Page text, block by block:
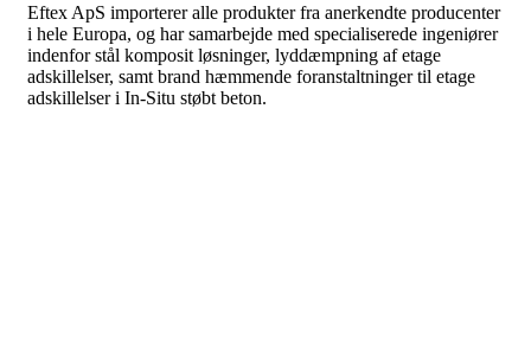
Eftex ApS importerer alle produkter fra anerkendte producenter
i hele Europa, og har samarbejde med specialiserede ingeniører
indenfor stål komposit løsninger, lyddæmpning af etage
adskillelser, samt brand hæmmende foranstaltninger til etage
adskillelser i In-Situ støbt beton.